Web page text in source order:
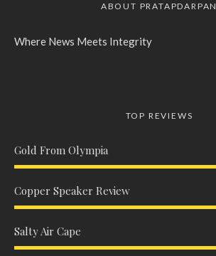
ABOUT PRATAPDARPAN
Where News Meets Integrity
TOP REVIEWS
Gold From Olympia
Copper Speaker Review
Salty Air Cape